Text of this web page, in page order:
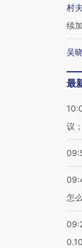
村
续
吴
最
议
怎